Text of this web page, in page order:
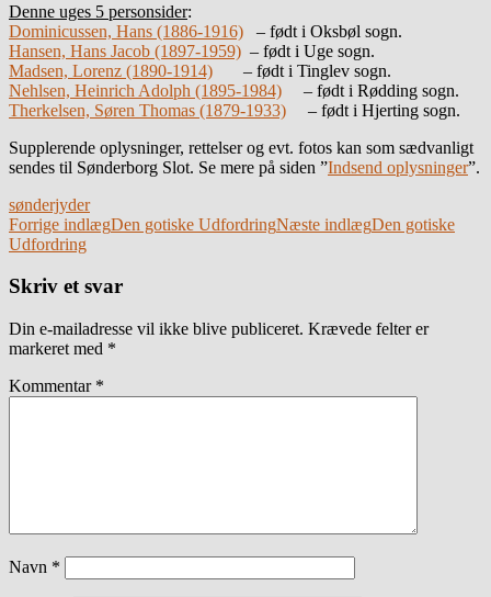
Denne uges 5 personsider:
Dominicussen, Hans (1886-1916) – født i Oksbøl sogn.
Hansen, Hans Jacob (1897-1959) – født i Uge sogn.
Madsen, Lorenz (1890-1914) – født i Tinglev sogn.
Nehlsen, Heinrich Adolph (1895-1984) – født i Rødding sogn.
Therkelsen, Søren Thomas (1879-1933) – født i Hjerting sogn.
Supplerende oplysninger, rettelser og evt. fotos kan som sædvanligt
sendes til Sønderborg Slot. Se mere på siden ”Indsend oplysninger”.
sønderjyder
Indlægsnavigation
Forrige indlægDen gotiske UdfordringNæste indlægDen gotiske
Udfordring
Skriv et svar
Din e-mailadresse vil ikke blive publiceret. Krævede felter er
markeret med *
Kommentar *
Navn *